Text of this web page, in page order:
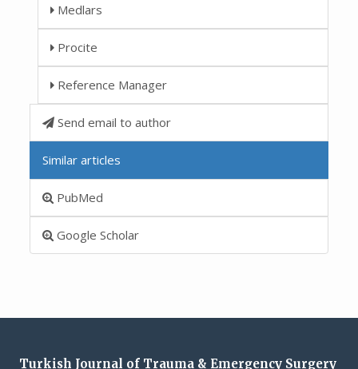
Medlars
Procite
Reference Manager
Send email to author
Similar articles
PubMed
Google Scholar
Turkish Journal of Trauma & Emergency Surgery